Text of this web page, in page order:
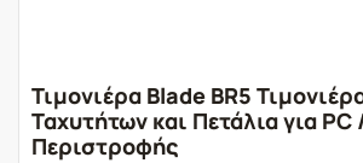
Τιμονιέρα Blade BR5
Ταχυτήτων και Πετάλια για PC
Περιστροφής